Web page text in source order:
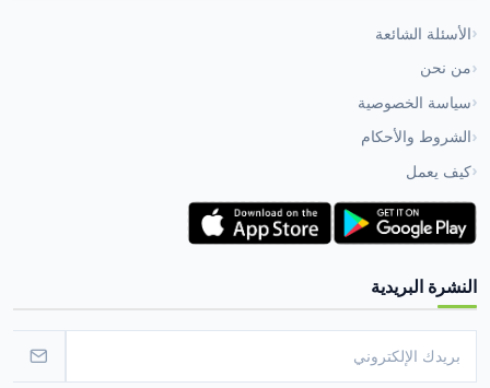
الأسئلة الشائعة
من نحن
سياسة الخصوصية
الشروط والأحكام
كيف يعمل
النشرة البريدية